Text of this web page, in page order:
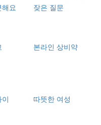
요 잦은 질문
본라인 상비약
따뜻한 여성